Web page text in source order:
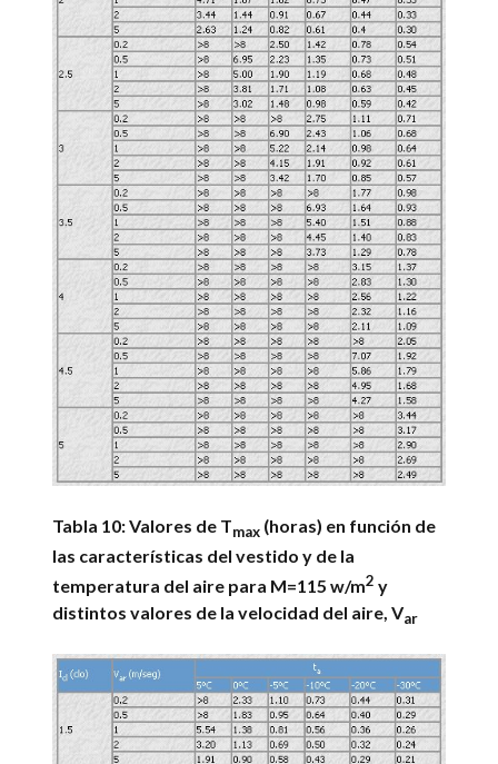
Tabla 10: Valores de Tmax (horas) en función de
las características del vestido y de la
temperatura del aire para M=115 w/m2 y
distintos valores de la velocidad del aire, Var